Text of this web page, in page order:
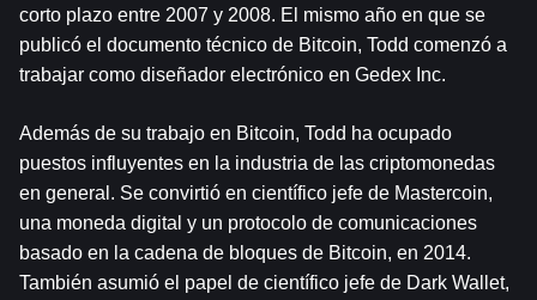
corto plazo entre 2007 y 2008. El mismo año en que se
publicó el documento técnico de Bitcoin, Todd comenzó a
trabajar como diseñador electrónico en Gedex Inc.
Además de su trabajo en Bitcoin, Todd ha ocupado
puestos influyentes en la industria de las criptomonedas
en general. Se convirtió en científico jefe de Mastercoin,
una moneda digital y un protocolo de comunicaciones
basado en la cadena de bloques de Bitcoin, en 2014.
También asumió el papel de científico jefe de Dark Wallet,